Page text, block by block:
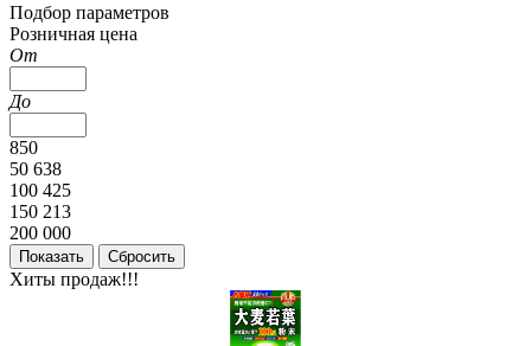
Подбор параметров
Розничная цена
От
До
850
50 638
100 425
150 213
200 000
Хиты продаж!!!